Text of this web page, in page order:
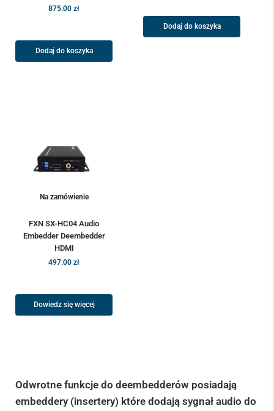
875.00 zł
Dodaj do koszyka
Dodaj do koszyka
Na zamówienie
FXN SX-HC04 Audio
Embedder Deembedder
HDMI
497.00 zł
Dowiedz się więcej
Odwrotne funkcje do deembedderów posiadają
embeddery (insertery) które dodają sygnał audio do